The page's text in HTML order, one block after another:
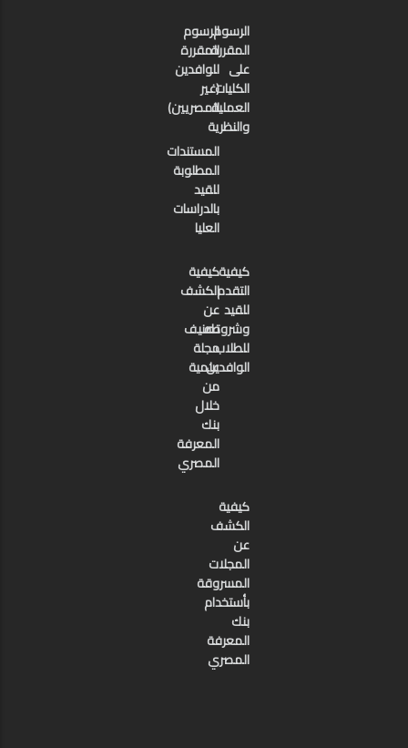
الرسوم
المقررة
على
الكليات
العملية
والنظرية
الرسوم
المقررة
للوافدين
(غير
المصريين)
المستندات
المطلوبة
للقيد
بالدراسات
العليا
كيفية
التقدم
للقيد
وشروطه
للطلاب
الوافدين
كيفية
الكشف
عن
تصنيف
مجلة
علمية
من
خلال
بنك
المعرفة
المصري
كيفية
الكشف
عن
المجلات
المسروقة
بأستخدام
بنك
المعرفة
المصري